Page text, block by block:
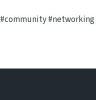
#community#networking